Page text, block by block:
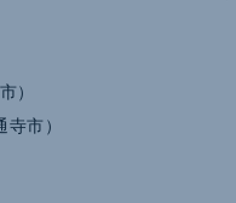
）
市）